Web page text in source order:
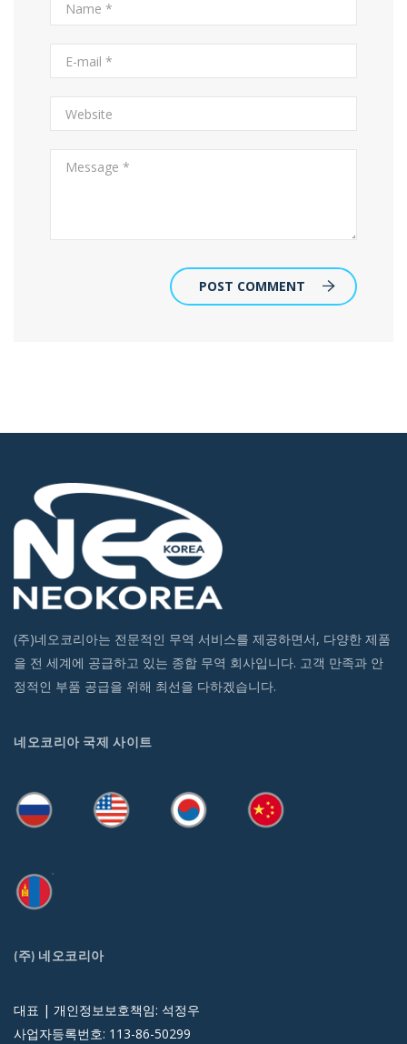
POST COMMENT
(주)네오코리아는 전문적인 무역 서비스를 제공하면서, 다양한 제품
을 전 세계에 공급하고 있는 종합 무역 회사입니다. 고객 만족과 안
정적인 부품 공급을 위해 최선을 다하겠습니다.
네오코리아 국제 사이트
(주) 네오코리아
대표 | 개인정보보호책임: 석정우
사업자등록번호: 113-86-50299